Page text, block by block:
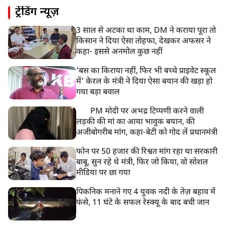
भारत समेत 5 देशों पर 100% टैरिफ
8:19 AM
PM मोदी आज IIT दिल्ली के दीक्षांत समारोह में शामिल होंगे
ट्रेंडिंग न्यूज़
3 साल से अटका था काम, DM ने कराया पूरा तो
किसान ने दिया ऐसा तोहफा, देखकर अफसर ने
कहा- इससे अनमोल कुछ नहीं
'बस का किराया नहीं, फिर भी बच्चे प्राइवेट स्कूल
में' केरल के मंत्री ने दिया ऐसा बयान की खड़ा हो
गया बड़ा बवाल
PM मोदी पर अभद्र टिप्पणी करने वाली
लड़की की मां का आया भावुक बयान, की
अजीबोगरीब मांग, कहा-बेटी को गोद लें प्रधानमंत्री
फोन पर 50 हजार की रिश्वत मांग रहा था सरकारी
बाबू, सुन रहे थे मंत्री, फिर जो किया, वो सोशल
मीडिया पर छा गया
पिकनिक मनाने गए 4 युवक नदी के तेज़ बहाव में
फंसे, 11 घंटे के सफल रेस्क्यू के बाद बची जान